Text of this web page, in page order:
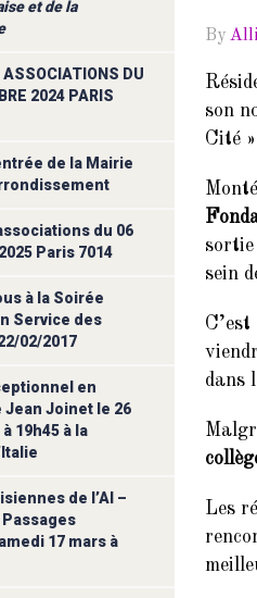
et de la
ASSOCIATIONS DU
2024 PARIS
de la Mairie
du 06
Paris 7014
à la Soirée
Service des
02/2017
en
Jean Joinet le 26
19h45 à la
de l’AI –
Passages
17 mars à
By
son
Cité
sein
dans
Les